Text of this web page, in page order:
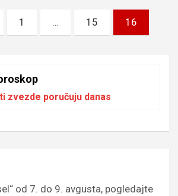
1 … 15 16
zvezde poručuju danas
od 7. do 9. avgusta, pogledajte